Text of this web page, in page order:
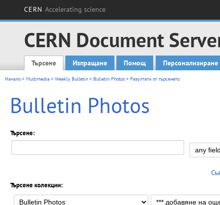
CERN Accelerating science
CERN Document
Main menu
Търсене Изпращане Помощ Персонализиране
Начало > Multimedia > Weekly Bulletin > Bulletin Photos > Резултати от търсенето
Bulletin Photos
Търсене:
Търсене колекции: